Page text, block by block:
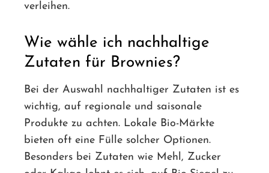
verleihen.
Wie wähle ich nachhaltige
Zutaten für Brownies?
Bei der Auswahl nachhaltiger Zutaten ist es
wichtig, auf regionale und saisonale
Produkte zu achten. Lokale Bio-Märkte
bieten oft eine Fülle solcher Optionen.
Besonders bei Zutaten wie Mehl, Zucker